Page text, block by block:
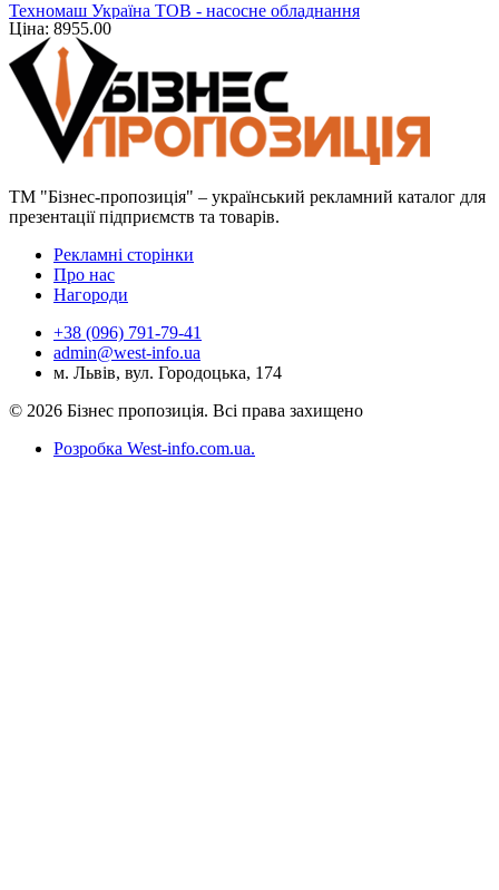
Техномаш Україна ТОВ - насосне обладнання
Ціна: 8955.00
ТМ "Бізнес-пропозиція" – український рекламний каталог для
презентації підприємств та товарів.
Рекламні сторінки
Про нас
Нагороди
+38 (096) 791-79-41
admin@west-info.ua
м. Львів, вул. Городоцька, 174
© 2026 Бізнес пропозиція. Всі права захищено
Розробка West-info.com.ua.